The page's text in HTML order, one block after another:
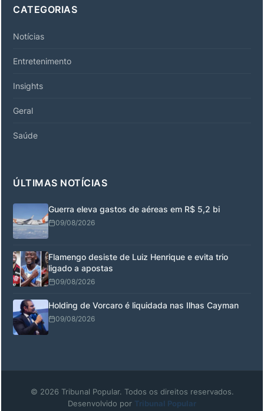
CATEGORIAS
Notícias
Entretenimento
Insights
Geral
Saúde
ÚLTIMAS NOTÍCIAS
Guerra eleva gastos de aéreas em R$ 5,2 bi
09/08/2026
Flamengo desiste de Luiz Henrique e evita trio
ligado a apostas
09/08/2026
Holding de Vorcaro é liquidada nas Ilhas Cayman
09/08/2026
© 2026 Tribunal Popular. Todos os direitos reservados.
Desenvolvido por Tribunal Popular